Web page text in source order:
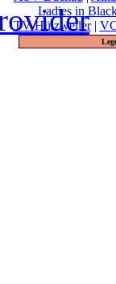
Ladies in
TV Hülzweiler|